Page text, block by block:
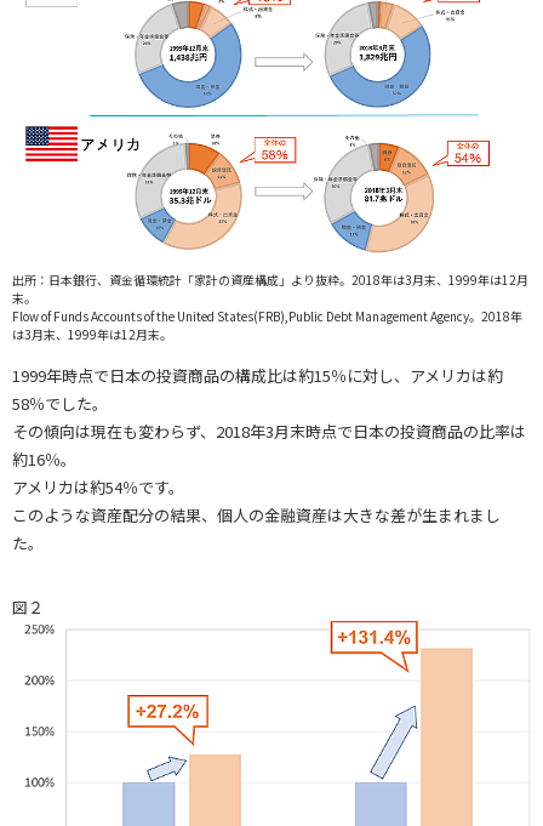
出所：日本銀行、資金循環統計「家計の資産構成」より抜粋。2018年は3月末、1999年は12月
末。
Flow of Funds Accounts of the United States(FRB),Public Debt Management Agency。2018年
は3月末、1999年は12月末。
1999年時点で日本の投資商品の構成比は約15％に対し、アメリカは約
58％でした。
その傾向は現在も変わらず、2018年3月末時点で日本の投資商品の比率は
約16％。
アメリカは約54％です。
このような資産配分の結果、個人の金融資産は大きな差が生まれまし
た。
図２